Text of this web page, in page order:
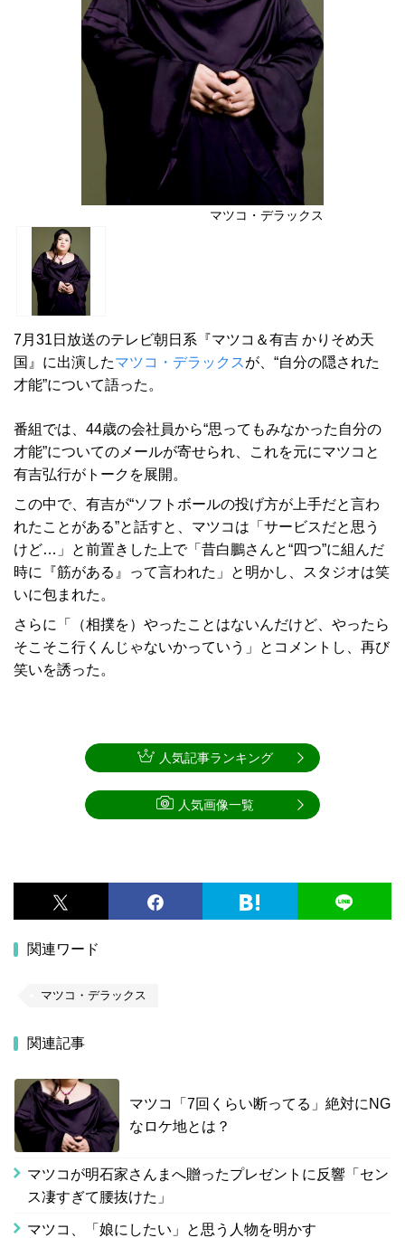
マツコ・デラックス
7月31日放送のテレビ朝日系『マツコ＆有吉 かりそめ天
国』に出演したマツコ・デラックスが、“自分の隠された
才能”について語った。
番組では、44歳の会社員から“思ってもみなかった自分の
才能”についてのメールが寄せられ、これを元にマツコと
有吉弘行がトークを展開。
この中で、有吉が“ソフトボールの投げ方が上手だと言わ
れたことがある”と話すと、マツコは「サービスだと思う
けど…」と前置きした上で「昔白鵬さんと“四つ”に組んだ
時に『筋がある』って言われた」と明かし、スタジオは笑
いに包まれた。
さらに「（相撲を）やったことはないんだけど、やったら
そこそこ行くんじゃないかっていう」とコメントし、再び
笑いを誘った。
関連ワード
マツコ・デラックス
関連記事
マツコ「7回くらい断ってる」絶対にNG
なロケ地とは？
マツコが明石家さんまへ贈ったプレゼントに反響「セン
ス凄すぎて腰抜けた」
マツコ、「娘にしたい」と思う人物を明かす
人気記事ランキング
人気画像一覧